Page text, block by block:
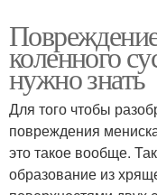
коленного
нужно знать
Для того чтобы
повреждения
это такое вообще.
образование из